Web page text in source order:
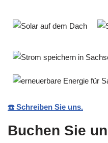
☎️ Schreiben Sie uns.
Buchen Sie